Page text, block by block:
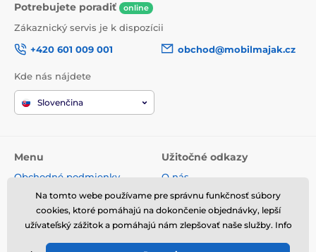
Potrebujete poradiť online
Zákaznický servis je k dispozícii
+420 601 009 001
obchod@mobilmajak.cz
Kde nás nájdete
Slovenčina
Menu
Obchodné podmienky
Reklamácie
Spracovanie osobných údajov
Doprava a platba
Odstúpenie od zmluvy
Užitočné odkazy
O nás
Servis
Voľné miesta
Kontakt
Na tomto webe používame pre správnu funkčnosť súbory
cookies, ktoré pomáhajú na dokončenie objednávky, lepší
užívateľský zážitok a pomáhajú nám zlepšovať naše služby. Info